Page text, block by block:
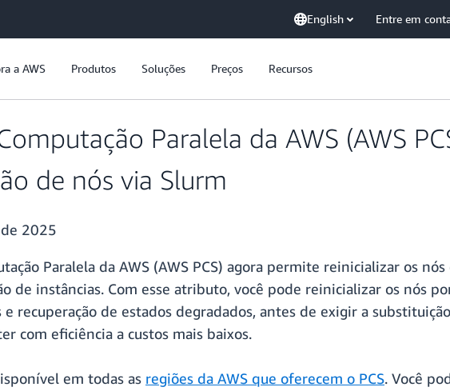
English Entre em
a AWS Produtos Soluções Preços Recursos
Paralela da AWS (AWS
de nós via Slurm
2025
Paralela da AWS (AWS PCS) agora permite reinicializar os
de instâncias. Com esse atributo, você pode reinicializar os nós
e recuperação de estados degradados, antes de exigir a
com eficiência a custos mais baixos.
em todas as regiões da AWS que oferecem o PCS. Você